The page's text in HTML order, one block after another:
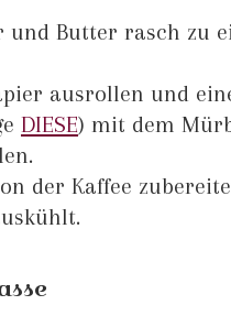
und Butter rasch zu
ausrollen und
DIESE) mit dem
der Kaffee